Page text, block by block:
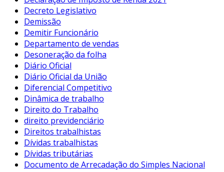
Decreto Legislativo
Demissão
Demitir Funcionário
Departamento de vendas
Desoneração da folha
Diário Oficial
Diário Oficial da União
Diferencial Competitivo
Dinâmica de trabalho
Direito do Trabalho
direito previdenciário
Direitos trabalhistas
Dívidas trabalhistas
Dívidas tributárias
Documento de Arrecadação do Simples Nacional